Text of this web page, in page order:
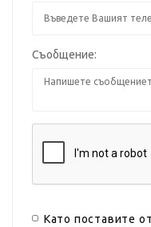
Съобщение:
Като поставите